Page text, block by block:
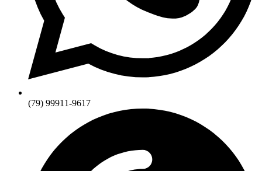
(79) 99911-9617